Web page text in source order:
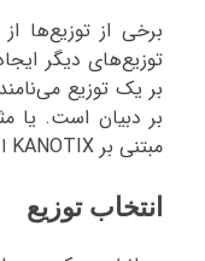
برخی از توزیع‌ها
توزیع‌های دیگر
بر دبیان است. یا
مبتنی بر KANOTIX است.
انتخاب توزیع